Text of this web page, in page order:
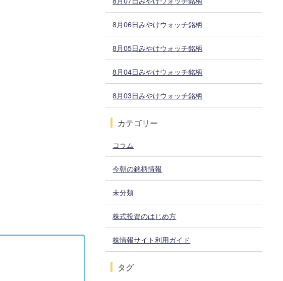
8月06日みやけウォッチ銘柄
8月05日みやけウォッチ銘柄
8月04日みやけウォッチ銘柄
8月03日みやけウォッチ銘柄
カテゴリー
コラム
今朝の銘柄情報
未分類
株式投資のはじめ方
株情報サイト利用ガイド
タグ